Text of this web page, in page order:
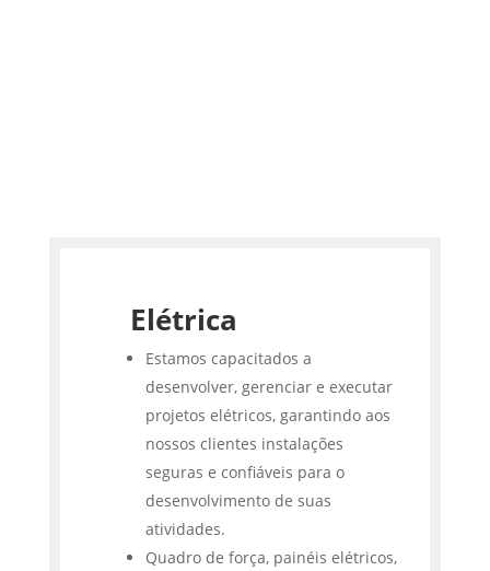
Elétrica
Estamos capacitados a
desenvolver, gerenciar e executar
projetos elétricos, garantindo aos
nossos clientes instalações
seguras e confiáveis para o
desenvolvimento de suas
atividades.
Quadro de força, painéis elétricos,